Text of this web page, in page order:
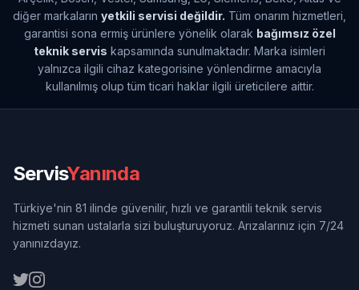
diğer markaların yetkili servisi değildir. Tüm onarım hizmetleri,
garantisi sona ermiş ürünlere yönelik olarak bağımsız özel
teknik servis kapsamında sunulmaktadır. Marka isimleri
yalnızca ilgili cihaz kategorisine yönlendirme amacıyla
kullanılmış olup tüm ticari haklar ilgili üreticilere aittir.
ServisYanında
Türkiye'nin 81 ilinde güvenilir, hızlı ve garantili teknik servis
hizmeti sunan ustalarla sizi buluşturuyoruz. Arızalarınız için 7/24
yanınızdayız.